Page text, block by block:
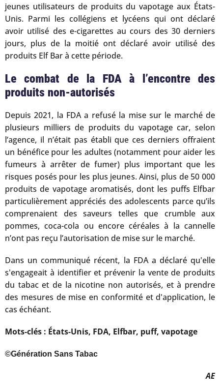
jeunes utilisateurs de produits du vapotage aux États-
Unis. Parmi les collégiens et lycéens qui ont déclaré
avoir utilisé des e-cigarettes au cours des 30 derniers
jours, plus de la moitié ont déclaré avoir utilisé des
produits Elf Bar à cette période.
Le combat de la FDA à l’encontre des
produits non-autorisés
Depuis 2021, la FDA a refusé la mise sur le marché de
plusieurs milliers de produits du vapotage car, selon
l’agence, il n’était pas établi que ces derniers offraient
un bénéfice pour les adultes (notamment pour aider les
fumeurs à arrêter de fumer) plus important que les
risques posés pour les plus jeunes. Ainsi, plus de 50 000
produits de vapotage aromatisés, dont les puffs Elfbar
particulièrement appréciés des adolescents parce qu’ils
comprenaient des saveurs telles que crumble aux
pommes, coca-cola ou encore céréales à la cannelle
n’ont pas reçu l’autorisation de mise sur le marché.
Dans un communiqué récent, la FDA a déclaré qu'elle
s'engageait à identifier et prévenir la vente de produits
du tabac et de la nicotine non autorisés, et à prendre
des mesures de mise en conformité et d'application, le
cas échéant.
Mots-clés : États-Unis, FDA, Elfbar, puff, vapotage
©Génération Sans Tabac
AE